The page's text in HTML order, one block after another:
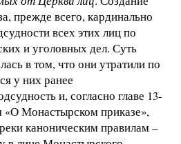
прежде всего, кардинально
всех этих лиц по
и уголовных дел. Суть
в том, что они утратили по
у них ранее
и, согласно главе 13-
Монастырском приказе»,
каноническим правилам –